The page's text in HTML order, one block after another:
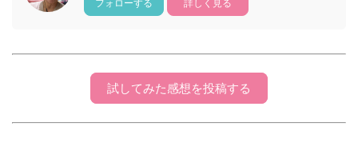
フォローする 詳しく見る
試してみた感想を投稿する